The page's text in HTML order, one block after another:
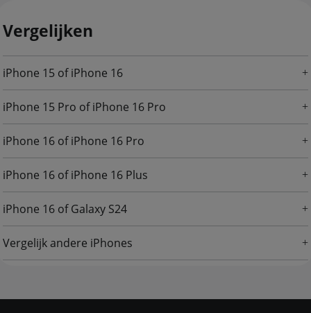
Vergelijken
iPhone 15 of iPhone 16
iPhone 15 Pro of iPhone 16 Pro
iPhone 16 of iPhone 16 Pro
iPhone 16 of iPhone 16 Plus
iPhone 16 of Galaxy S24
Vergelijk andere iPhones